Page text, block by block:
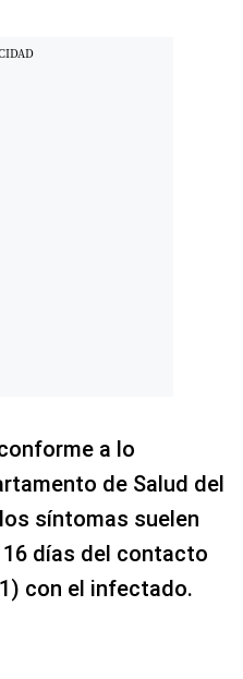
a lo
de Salud del
síntomas suelen
días del contacto
con el infectado.